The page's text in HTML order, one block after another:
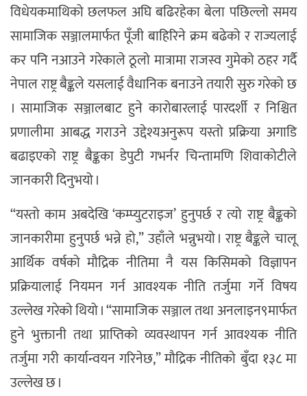
विधेयकमाथिको छलफल अघि बढिरहेका बेला पछिल्लो समय
सामाजिक सञ्जालमार्फत पूँजी बाहिरिने क्रम बढेको र राज्यलाई
कर पनि नआउने गरेकाले ठूलो मात्रामा राजस्व गुमेको ठहर गर्दै
नेपाल राष्ट्र बैङ्कले यसलाई वैधानिक बनाउने तयारी सुरु गरेको छ
। सामाजिक सञ्जालबाट हुने कारोबारलाई पारदर्शी र निश्चित
प्रणालीमा आबद्ध गराउने उद्देश्यअनुरूप यस्तो प्रक्रिया अगाडि
बढाइएको राष्ट्र बैङ्कका डेपुटी गभर्नर चिन्तामणि शिवाकोटीले
जानकारी दिनुभयो ।
“यस्तो काम अबदेखि ‘कम्प्युटराइज’ हुनुपर्छ र त्यो राष्ट्र बैङ्कको
जानकारीमा हुनुपर्छ भन्ने हो,” उहाँले भन्नुभयो । राष्ट्र बैङ्कले चालू
आर्थिक वर्षको मौद्रिक नीतिमा नै यस किसिमको विज्ञापन
प्रक्रियालाई नियमन गर्न आवश्यक नीति तर्जुमा गर्ने विषय
उल्लेख गरेको थियो । “सामाजिक सञ्जाल तथा अनलाइन९मार्फत
हुने भुक्तानी तथा प्राप्तिको व्यवस्थापन गर्न आवश्यक नीति
तर्जुमा गरी कार्यान्वयन गरिनेछ,” मौद्रिक नीतिको बुँदा १३८ मा
उल्लेख छ ।